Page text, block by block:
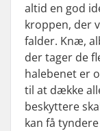
altid en god
kroppen, der
falder. Knæ,
der tager de
halebenet er
til at dække
beskyttere
kan få